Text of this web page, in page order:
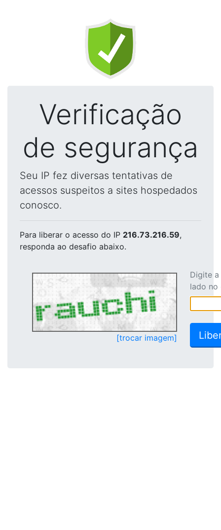
Verificação
de segurança
Seu IP fez diversas tentativas de
acessos suspeitos a sites hospedados
conosco.
Para liberar o acesso do IP 216.73.216.59,
responda ao desafio abaixo.
[trocar imagem]
Digite
lado no